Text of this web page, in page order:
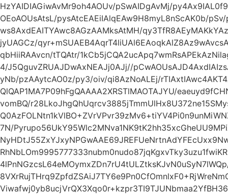
HzYAIDIAGiwAvMr9oh4AOUv/pSwAIDgAvMj/
OEoAOUsAtsL/pysAtcEAEiIAlqEAw9H8myL8nScAK0b/
ws8AxdEAITYAwc8AGzAAMksAtMH/
jyUAGCz/
qbHiiRAAvcn/tTQAtr/
4/J5QguvZRUAJDwAxNEAJj0AJj//
yNb/pzAAytcAO0z/py3/oiv/qi8AzNoALEj/
QlQAP1MA7P09hFgQAAAA2XRSTlMAOTAJYU/
vomBQ/
7N/